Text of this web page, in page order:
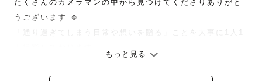
たくさんのカメラマンの中から見つけてくださりありがと
うございます ☺︎
「通り過ぎてしまう日常や想いを贈る」ことを大事に1人1
呼んでいただけると嬉しいです☺️
もっと見る